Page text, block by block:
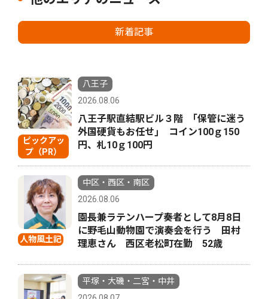
新着記事
ピックアッ
プ（PR）
八王子
2026.08.06
八王子駅直結駅ビル３階 ｢保管に迷う
外国硬貨もお任せ｣ コイン100ｇ150
円、札10ｇ100円
人物風土記
中区・西区・南区
2026.08.06
園長兼ラテンハープ奏者として8月8日
に野毛山動物園で演奏会を行う 田村
理恵さん 西区老松町在勤 52歳
平塚・大磯・二宮・中井